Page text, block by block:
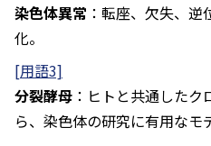
染色体異常 ：転座、欠失、
化。
[用語3]
分裂酵母 ：ヒトと共通した
ら、染色体の研究に有用なモ